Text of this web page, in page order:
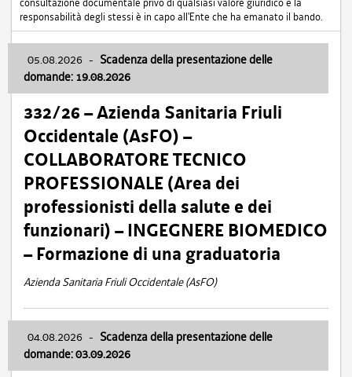
consultazione documentale privo di qualsiasi valore giuridico e la
responsabilità degli stessi è in capo all'Ente che ha emanato il bando.
05.08.2026 - Scadenza della presentazione delle
domande: 19.08.2026
332/26 – Azienda Sanitaria Friuli
Occidentale (AsFO) –
COLLABORATORE TECNICO
PROFESSIONALE (Area dei
professionisti della salute e dei
funzionari) – INGEGNERE BIOMEDICO
– Formazione di una graduatoria
Azienda Sanitaria Friuli Occidentale (AsFO)
04.08.2026 - Scadenza della presentazione delle
domande: 03.09.2026